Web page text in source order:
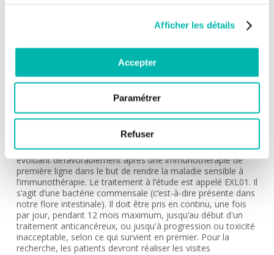
Afficher les détails
Accepter
Paramétrer
Refuser
DESCRIPTION:
Le carcinome hépatocellulaire (CHC) est le cancer primaire
L’immunothérapie s'est imposée comme une norme de
soins pour les patients atteints de CHC avancé et/ou non
résécable en première ligne de traitement. Cependant, le
taux de réponse reste insuffisant. Cette étude a pour
atezolizumab-bevacizumab avec une supplémentation
bactérienne (EXL01) chez les patients atteints de CHC
évoluant défavorablement après une immunothérapie de
première ligne dans le but de rendre la maladie sensible à
l’immunothérapie. Le traitement à l’étude est appelé EXL01. Il
s’agit d’une bactérie commensale (c’est-à-dire présente dans
notre flore intestinale). Il doit être pris en continu, une fois
par jour, pendant 12 mois maximum, jusqu’au début d'un
traitement anticancéreux, ou jusqu'à progression ou toxicité
inacceptable, selon ce qui survient en premier. Pour la
recherche, les patients devront réaliser les visites